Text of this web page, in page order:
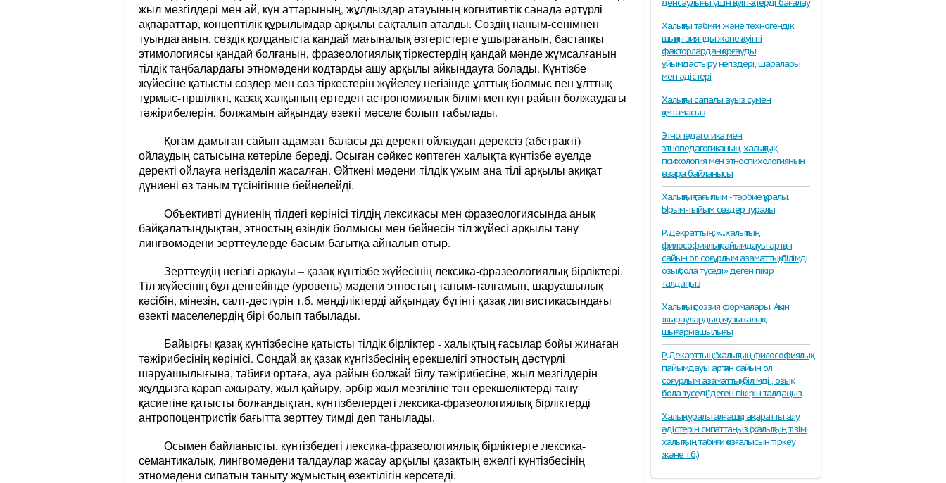
жыл мезгілдері мен ай, күн аттарының, жұлдыздар атауының когнитивтік санада әртүрлі
ақпараттар, концептілік құрылымдар арқылы сақталып аталды. Сөздің наным-сенімнен
туындағанын, сөздік қолданыста қандай мағыналық өзгерістерге ұшырағанын, бастапқы
этимологиясы қандай болғанын, фразеологиялық тіркестердің қандай мәнде жұмсалғанын
тілдік таңбалардағы этномәдени кодтарды ашу арқылы айқындауға болады. Күнтізбе
жүйесіне қатысты сөздер мен сөз тіркестерін жүйелеу негізінде ұлттық болмыс пен ұлттық
тұрмыс-тіршілікті, қазақ халқының ертедегі астрономиялык білімі мен күн райын болжаудағы
тәжірибелерін, болжамын айқындау өзекті мәселе болып табылады.
Қоғам дамыған сайын адамзат баласы да деректі ойлаудан дерексіз (абстракті)
ойлаудың сатысына көтеріле береді. Осыған сәйкес көптеген халықта күнтізбе әуелде
деректі ойлауға негізделіп жасалған. Өйткені мәдени-тілдік ұжым ана тілі арқылы ақиқат
дүниені өз таным түсінігінше бейнелейді.
Объективті дүниенің тілдегі көрінісі тілдің лексикасы мен фразеологиясында анық
байқалатындықтан, этностың өзіндік болмысы мен бейнесін тіл жүйесі арқылы тану
лингвомәдени зерттеулерде басым бағытқа айналып отыр.
Зерттеудің негізгі арқауы – қазақ күнтізбе жүйесінің лексика-фразеологиялық бірліктері.
Тіл жүйесінің бұл денгейінде (уровень) мәдени этностың таным-талғамын, шаруашылық
кәсібін, мінезін, салт-дәстүрін т.б. мәнділіктерді айқындау бүгінгі қазақ лигвистикасындағы
өзекті маселелердің бірі болып табылады.
Байырғы қазақ күнтізбесіне қатысты тілдік бірліктер - халықтың ғасылар бойы жинаған
тәжірибесінің көрінісі. Сондай-ақ қазақ күнгізбесінің ерекшелігі этностың дәстүрлі
шаруашылығына, табиғи ортаға, ауа-райын болжай білу тәжірибесіне, жыл мезгілдерін
жұлдызға қарап ажырату, жыл қайыру, әрбір жыл мезгіліне тән ерекшеліктерді тану
қасиетіне қатысты болғандықтан, күнтізбелердегі лексика-фразеологиялық бірліктерді
антропоцентристік бағытта зерттеу тимді деп танылады.
Осымен байланысты, күнтізбедегі лексика-фразеологиялық бірліктерге лексика-
семантикалық, лингвомәдени талдаулар жасау арқылы қазақтың ежелгі күнтізбесінің
этномәдени сипатын таныту жұмыстың өзектілігін керсетеді.
денсаулығы үшін қауіп-қатерді бағалау
Халықты табиғи және техногендік
шыққан зиянды және қауіпті
факторлардан қорғауды
ұйымдастыру негіздері, шаралары
мен әдістері
Халықты сапалы ауыз сумен
қамтамасыз
Этнопедагогика мен
этнопедагогиканың, халықтық
психология мен этноспихологияның
өзара байланысы
Халықтық тағылым - тәрбие құралы.
Ырым-тыйым сөздер туралы
Р.Декраттың: «...халықтың
философиялық пайымдауы артқан
сайын ол соғұрлым азаматтық, білімді,
озық бола түседі» деген пікір
талдаңыз
Халықтық поэзия формалары. Ақын
жыраулардың музыкалық
шығармашылығы
Р.Декарттың:"халықтың философиялық
пайымдауы артқан сайын ол
соғұрлым азаматтық, білімді , озық
бола түседі" деген пікірін талдаңыз
Халық туралы алғашқы ақпаратты алу
әдістерін сипаттаңыз (халықтың тізімі,
халықтың табиғи қозғалысын тіркеу
және т.б.)